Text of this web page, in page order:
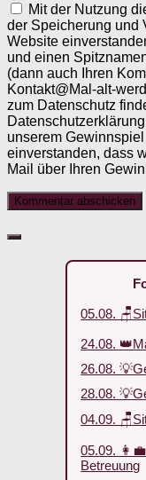
Mit der Nutzung
der Speicherung und
Website
und einen
(dann auch Ihren
Kontakt@Mal-alt-
zum Datenschutz
unserem
einverstanden, dass
Mail über Ihren
05.08.
24.08.
26.08.
28.08.
04.09.
05.09.
Betreuung